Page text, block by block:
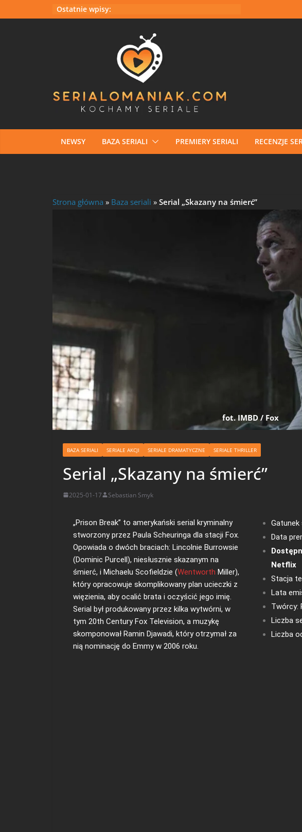
Ostatnie wpisy:
NEWSY BAZA SERIALI PREMIERY SERIALI RECENZJE
Strona główna » Baza seriali » Serial „Skazany na śmierć”
fot. IMBD / Fox
BAZA SERIALI SERIALE AKCJI SERIALE DRAMATYCZNE SERIALE THRILLER
Serial „Skazany na śmierć”
2025-01-17 Sebastian Smyk
„Prison Break” to amerykański serial kryminalny
stworzony przez Paula Scheuringa dla stacji Fox.
Opowiada o dwóch braciach: Lincolnie Burrowsie
(Dominic Purcell), niesłusznie skazanym na
śmierć, i Michaelu Scofieldzie (Wentworth Miller),
który opracowuje skomplikowany plan ucieczki z
więzienia, aby ocalić brata i oczyścić jego imię.
Serial był produkowany przez kilka wytwórni, w
tym 20th Century Fox Television, a muzykę
skomponował Ramin Djawadi, który otrzymał za
nią nominację do Emmy w 2006 roku.
Gatunek
Data
Netflix
Stacja
Lata
Twórcy:
Liczba
Liczba